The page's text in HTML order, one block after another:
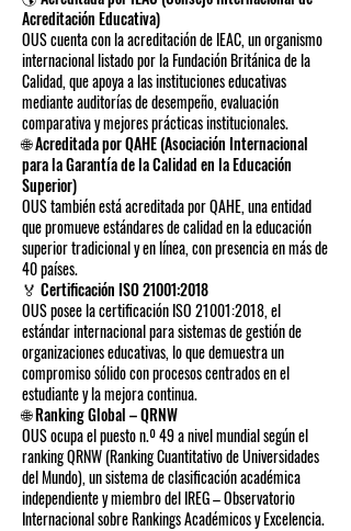
Acreditación Educativa)
OUS cuenta con la acreditación de IEAC, un organismo
internacional listado por la Fundación Británica de la
Calidad, que apoya a las instituciones educativas
mediante auditorías de desempeño, evaluación
comparativa y mejores prácticas institucionales.
🌐 Acreditada por QAHE (Asociación Internacional
para la Garantía de la Calidad en la Educación
Superior)
OUS también está acreditada por QAHE, una entidad
que promueve estándares de calidad en la educación
superior tradicional y en línea, con presencia en más de
40 países.
🏅 Certificación ISO 21001:2018
OUS posee la certificación ISO 21001:2018, el
estándar internacional para sistemas de gestión de
organizaciones educativas, lo que demuestra un
compromiso sólido con procesos centrados en el
estudiante y la mejora continua.
🌐 Ranking Global – QRNW
OUS ocupa el puesto n.º 49 a nivel mundial según el
ranking QRNW (Ranking Cuantitativo de Universidades
del Mundo), un sistema de clasificación académica
independiente y miembro del IREG – Observatorio
Internacional sobre Rankings Académicos y Excelencia.